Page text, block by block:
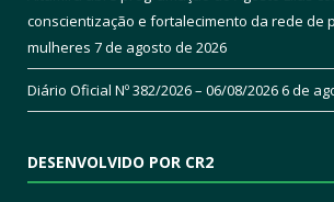
conscientização e fortalecimento da rede de
mulheres 7 de agosto de 2026
Diário Oficial Nº 382/2026 – 06/08/20266 de
DESENVOLVIDO POR CR2